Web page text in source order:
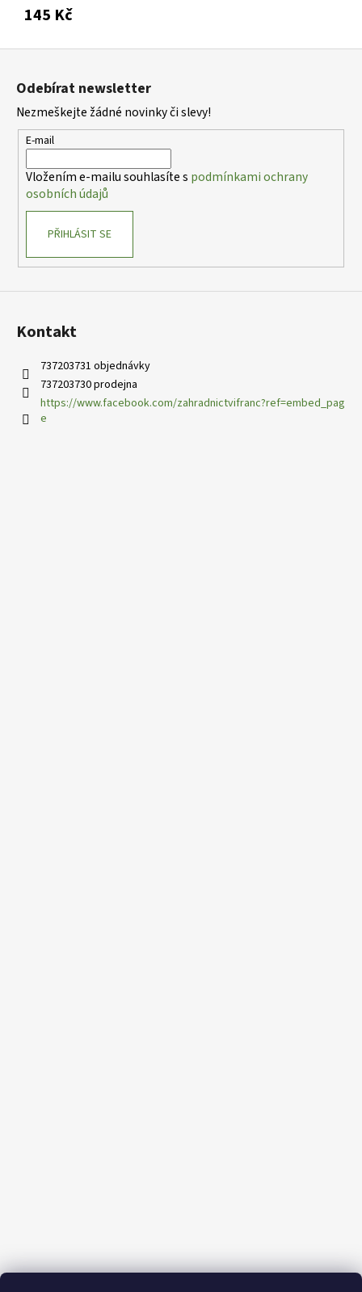
145 Kč
Z
Odebírat newsletter
Nezmeškejte žádné novinky či slevy!
E-mail
Vložením e-mailu souhlasíte s podmínkami ochrany
osobních údajů
PŘIHLÁSIT SE
Kontakt
737203731 objednávky
737203730 prodejna
https://www.facebook.com/zahradnictvifranc?ref=embed_pag
e